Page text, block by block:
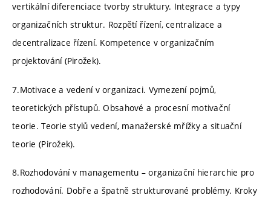
vertikální diferenciace tvorby struktury. Integrace a typy
organizačních struktur. Rozpětí řízení, centralizace a
decentralizace řízení. Kompetence v organizačním
projektování (Pirožek).
7.Motivace a vedení v organizaci. Vymezení pojmů,
teoretických přístupů. Obsahové a procesní motivační
teorie. Teorie stylů vedení, manažerské mřížky a situační
teorie (Pirožek).
8.Rozhodování v managementu – organizační hierarchie pro
rozhodování. Dobře a špatně strukturované problémy. Kroky